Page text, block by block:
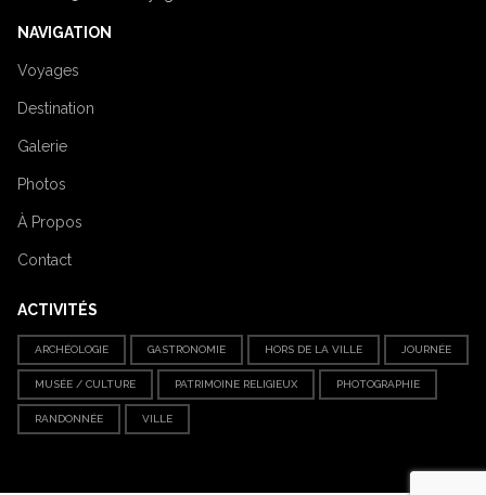
NAVIGATION
Voyages
Destination
Galerie
Photos
À Propos
Contact
ACTIVITÉS
ARCHÉOLOGIE GASTRONOMIE HORS DE LA VILLE JOURNÉE
MUSÉE / CULTURE PATRIMOINE RELIGIEUX PHOTOGRAPHIE
RANDONNÉE VILLE